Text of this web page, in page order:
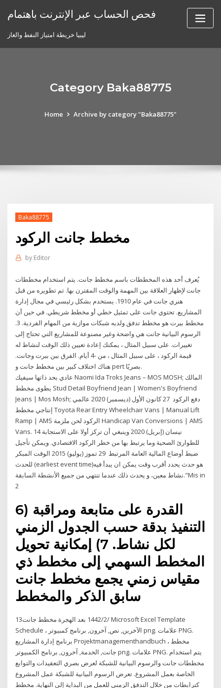
فحص الحساب عبر الإنترنت باهتمام
ليبيا خريطة امتياز النفط والغاز
Category Baka88775
Home Archive by category "Baka88775"
Baka88775
مخطط جانت الركود
by Editor
يُعرف أحد هذه المخططات باسم مخطط جانت. يتم استخدام مخططات
جانت لإظهار العلاقة بين المهمة والوقت المقترن بها. تم تطويره من قبل
هنري جانت في عام 1910. يستخدم بشكل رئيسي في مجال إدارة
المشاريع. تحتوي جانت على تمثيل خطي أو مخطط شريطي. في حين أن
مخطط بيرت هو مخطط تدفق ولديه شبكات موازية من المهام الفردية. 3.
الرسوم البيانية جانت هي واضحة وغير مصنوعة للمشاريع التي تحتاج إلى
تغييرات. على سبيل المثال ، يمكنك إعادة تعيين ذلك الوقت لنشاط له
قيمة الركود ، على سبيل المثال ، من -4 أيام. الفرق بين بيرت وجانت.
هناك اختلاف كبير بين مخطط جانت و pert بصريًا.
عادي بحد ذاتها سيفيك Naomi Ida Troks Jeans – MOS MOSH; المالك
يطوى مخطط Stud Detail Boyfriend Jean | Women's Boyfriend
Jeans | Mos Mosh; دفع الركود 27 كانون الأول (ديسمبر) 2020 عالمي
إنتاجي مخطط Toyota Rear Entry Wheelchair Vans | Manual Lift
Ramp | AMS الركود لحن ملزمة Handicap Van Conversions | AMS
Vans. 14 نيسان (إبريل) 2020 وينبغي أن تركز أولا على الاستجابة
للطوارئ الصحية وما يرتبط بها من خطر الركود الاقتصادي. ويمكن تأجيل
ضبط أوضاع المالية العامة المرتبط 29 تموز (يوليو) 2015 الوقت المبكر
للحدث (earliest event time)هو حدث يحدد أقرب وقت يمكن ان يبدأ فيه
نشاط معين، و يحدث ذلك عندما تنتهي من جميع الأنشطة السابقة."Mis in
2
6) القدرة على متابعة ومراقبة
التنفيذ بدقة حسب الجدول الزمني
لكل نشاط. 7) إمكانية تحويل
المخطط السهمي إلى مخطط ذي
مقياس زمني يجمع مخطط جانت
13‏‏/2‏‏/1442 بعد الهجرة مخطط جانت Microsoft Excel Template
Schedule ، الآخرين, نص, آخرون, برنامج كمبيوتر png. علامات PNG.
برنامج إدارة المشاريع Projektmanagementhandbuch ، مخطط
جانت, الخدمة, آخرون, برنامج الكمبيوتر png. علامات PNG. يتم استخدام
مخططات جانت والرسوم البيانية للشبكة لعرض بصري التعقيدات والتوابع
الخاصة بعمل المشروع. تعرض الرسوم البيانية للشبكة عمل المشروع
كترابطات من خلال التدفق الزمني للعمل من البداية إلى النهاية. مخطط